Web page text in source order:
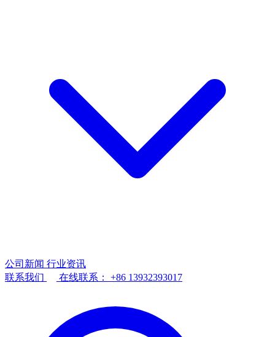
公司新闻 行业资讯
联系我们
在线联系： +86 13932393017